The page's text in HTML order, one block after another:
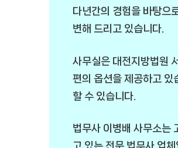
다년간의 경험을 바탕으
변해 드리고 있습니다.
사무실은 대전지방법원
편의 옵션을 제공하고 있
할 수 있습니다.
법무사 이병배 사무소는
고 있는 전문 법무사 업체